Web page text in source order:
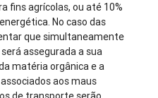
fins agrícolas, ou até 10%
No caso das
que simultaneamente
assegurada a sua
matéria orgânica e a
aos maus